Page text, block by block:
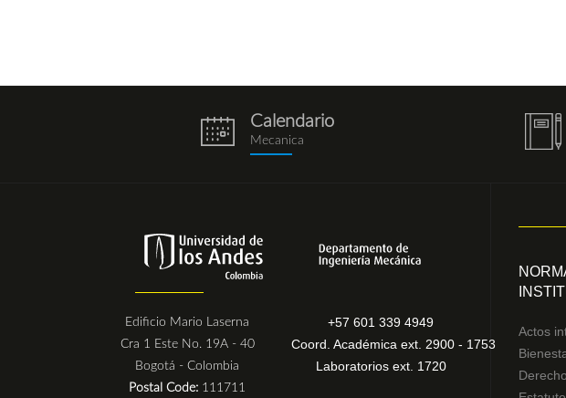
eventos.png
Calendario
Mecanica
Edificio Mario Laserna
Cra 1 Este No. 19A - 40
Bogotá - Colombia
Postal Code: 111711
+57 601 339 4949
Coord. Académica ext. 2900 - 1753
Laboratorios ext. 1720
Actos